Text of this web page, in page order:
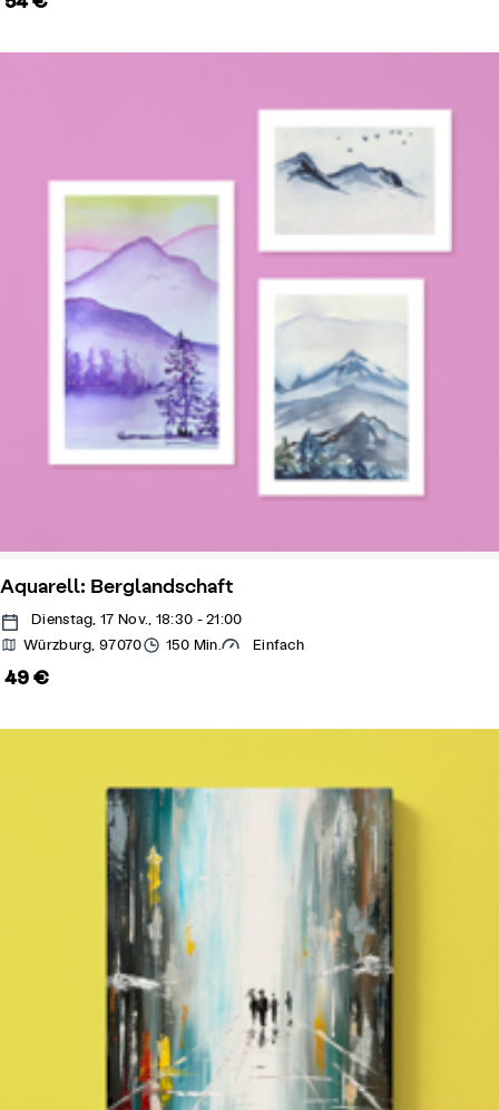
Aquarell: Berglandschaft
Dienstag, 17 Nov., 18:30 - 21:00
Würzburg, 97070
150 Min. Einfach
49 €